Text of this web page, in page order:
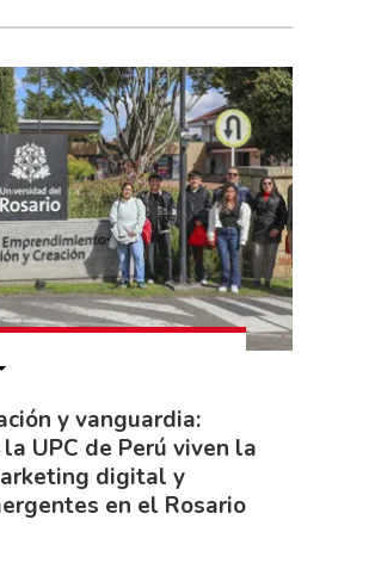
y vanguardia:
UPC de Perú viven la
digital y
en el Rosario